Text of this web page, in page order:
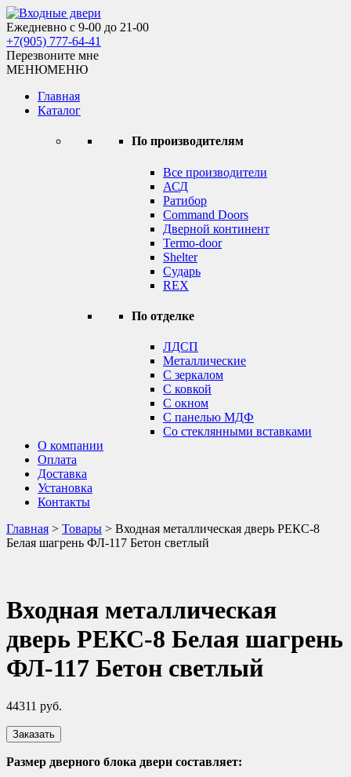
Skip
to
content
Входные двери
Ежедневно с 9-00 до 21-00
+7(905) 777-64-41
Перезвоните мне
МЕНЮМЕНЮ
Главная
Каталог
По производителям
Все производители
АСД
Ратибор
Command Doors
Дверной континент
Termo-door
Shelter
Сударь
REX
По отделке
ЛДСП
Металлические
С зеркалом
С ковкой
С окном
С панелью МДФ
Со стеклянными вставками
О компании
Оплата
Доставка
Установка
Контакты
Главная > Товары > Входная металлическая дверь РЕКС-8
Белая шагрень ФЛ-117 Бетон светлый
Входная металлическая
дверь РЕКС-8 Белая шагрень
ФЛ-117 Бетон светлый
44311 руб.
Заказать
Размер дверного блока двери составляет: